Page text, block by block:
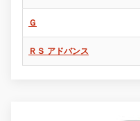
Ｇ
ＲＳ アドバンス